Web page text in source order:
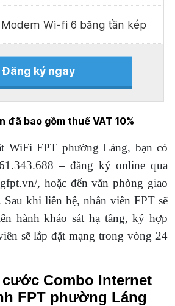
Wi-fi 6 băng tần kép
Đăng ký ngay
đã bao gồm thuế VAT 10%
WiFi FPT phường Láng, bạn có
– đăng ký online qua
, hoặc đến văn phòng giao
Sau khi liên hệ, nhân viên FPT sẽ
hành khảo sát hạ tầng, ký hợp
sẽ lắp đặt mạng trong vòng 24
Combo Internet
FPT phường Láng